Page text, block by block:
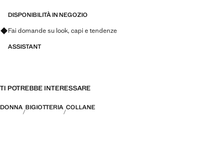
DISPONIBILITÀ IN NEGOZIO
Fai domande su look, capi e tendenze
ASSISTANT
TI POTREBBE INTERESSARE
DONNA BIGIOTTERIA COLLANE